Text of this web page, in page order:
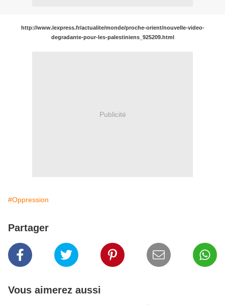
http://www.lexpress.fr/actualite/monde/proche-orient/nouvelle-video-
degradante-pour-les-palestiniens_925209.html
Publicité
#Oppression
Partager
Vous aimerez aussi